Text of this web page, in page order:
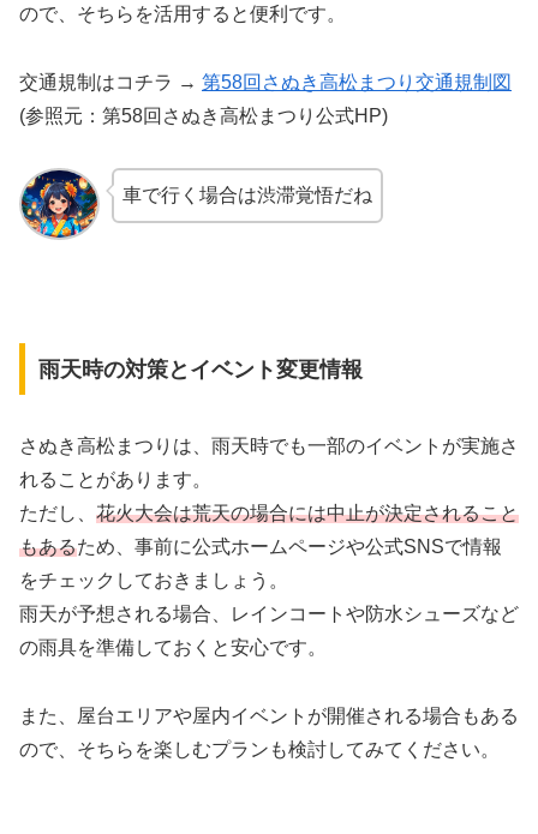
ので、そちらを活用すると便利です。
交通規制はコチラ → 第58回さぬき高松まつり交通規制図
(参照元：第58回さぬき高松まつり公式HP)
車で行く場合は渋滞覚悟だね
雨天時の対策とイベント変更情報
さぬき高松まつりは、雨天時でも一部のイベントが実施さ
れることがあります。
ただし、 花火大会は荒天の場合には中止が決定されること
もあるため、事前に公式ホームページや公式SNSで情報
をチェックしておきましょう。
雨天が予想される場合、レインコートや防水シューズなど
の雨具を準備しておくと安心です。
また、屋台エリアや屋内イベントが開催される場合もある
ので、そちらを楽しむプランも検討してみてください。